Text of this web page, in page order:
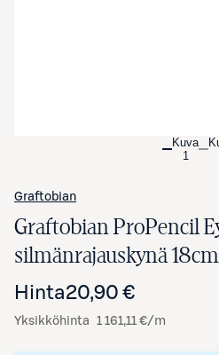
Kuva
1
Graftobian
Graftobian ProPencil
silmänrajauskynä 18cm
Hinta20,90 €
Yksikköhinta 1 161,11 €/m